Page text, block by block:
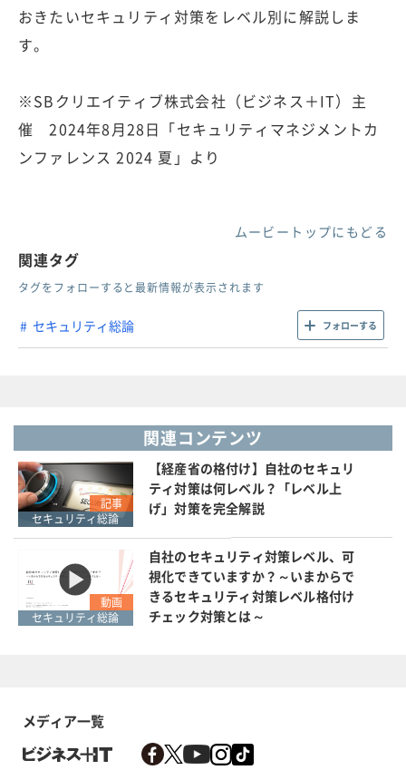
おきたいセキュリティ対策をレベル別に解説しま
す。
※SBクリエイティブ株式会社（ビジネス＋IT）主
催 2024年8月28日「セキュリティマネジメントカ
ンファレンス 2024 夏」より
ムービートップにもどる
関連タグ
タグをフォローすると最新情報が表示されます
セキュリティ総論 フォローする
関連コンテンツ
記事
セキュリティ総論
【経産省の格付け】自社のセキュリ
ティ対策は何レベル？「レベル上
げ」対策を完全解説
動画
セキュリティ総論
自社のセキュリティ対策レベル、可
視化できていますか？～いまからで
きるセキュリティ対策レベル格付け
チェック対策とは～
メディア一覧